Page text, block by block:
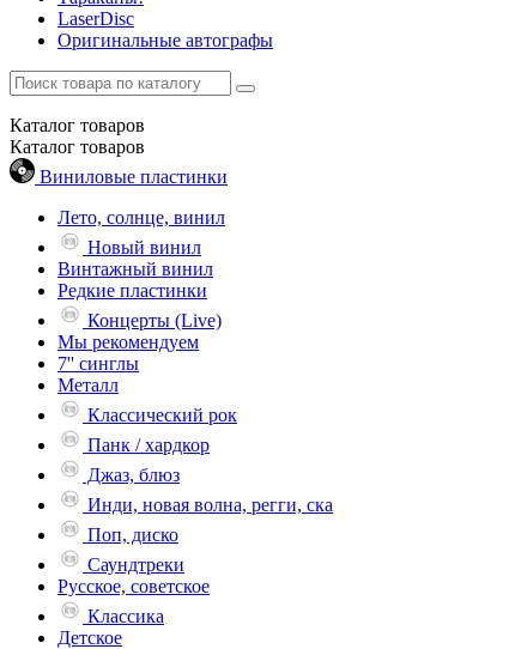
LaserDisc
Оригинальные автографы
Каталог товаров
Каталог товаров
Виниловые пластинки
Лето, солнце, винил
Новый винил
Винтажный винил
Редкие пластинки
Концерты (Live)
Мы рекомендуем
7'' синглы
Металл
Классический рок
Панк / хардкор
Джаз, блюз
Инди, новая волна, регги, ска
Поп, диско
Саундтреки
Русское, советское
Классика
Детское